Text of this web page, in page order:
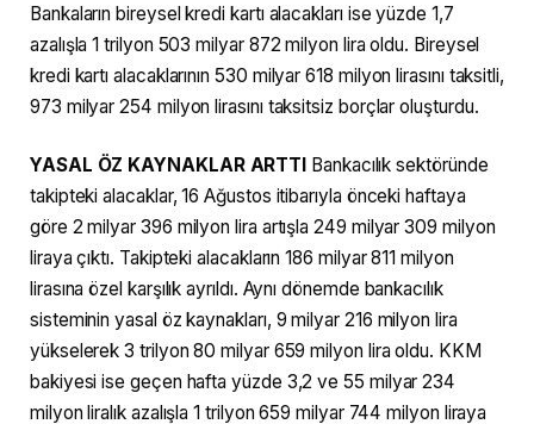
Bankaların bireysel kredi kartı alacakları ise yüzde 1,7
azalışla 1 trilyon 503 milyar 872 milyon lira oldu. Bireysel
kredi kartı alacaklarının 530 milyar 618 milyon lirasını taksitli,
973 milyar 254 milyon lirasını taksitsiz borçlar oluşturdu.
YASAL ÖZ KAYNAKLAR ARTTI
Bankacılık sektöründe
takipteki alacaklar, 16 Ağustos itibarıyla önceki haftaya
göre 2 milyar 396 milyon lira artışla 249 milyar 309 milyon
liraya çıktı. Takipteki alacakların 186 milyar 811 milyon
lirasına özel karşılık ayrıldı. Aynı dönemde bankacılık
sisteminin yasal öz kaynakları, 9 milyar 216 milyon lira
yükselerek 3 trilyon 80 milyar 659 milyon lira oldu. KKM
bakiyesi ise geçen hafta yüzde 3,2 ve 55 milyar 234
milyon liralık azalışla 1 trilyon 659 milyar 744 milyon liraya